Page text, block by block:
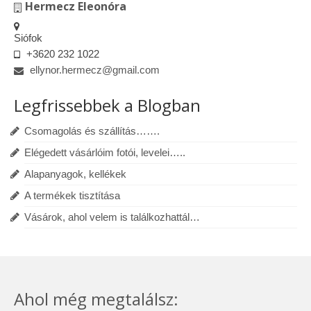
Hermecz Eleonóra
Siófok
+3620 232 1022
ellynor.hermecz@gmail.com
Legfrissebbek a Blogban
Csomagolás és szállítás…….
Elégedett vásárlóim fotói, levelei…..
Alapanyagok, kellékek
A termékek tisztítása
Vásárok, ahol velem is találkozhattál…
Ahol még megtalálsz: